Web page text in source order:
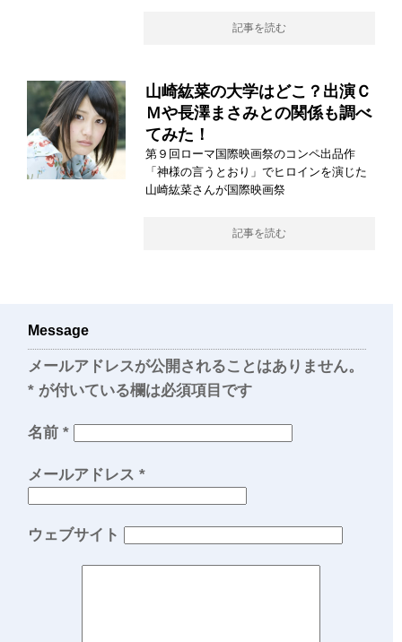
記事を読む
山崎紘菜の大学はどこ？出演Ｃ
Ｍや長澤まさみとの関係も調べ
てみた！
第９回ローマ国際映画祭のコンペ出品作
「神様の言うとおり」でヒロインを演じた
山崎紘菜さんが国際映画祭
記事を読む
Message
メールアドレスが公開されることはありません。
* が付いている欄は必須項目です
名前 *
メールアドレス *
ウェブサイト